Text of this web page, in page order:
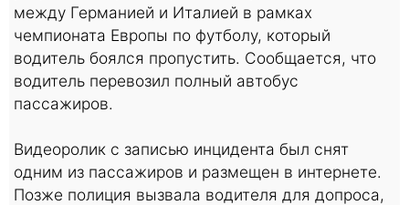
между Германией и Италией в рамках
чемпионата Европы по футболу, который
водитель боялся пропустить. Сообщается, что
водитель перевозил полный автобус
пассажиров.
Видеоролик с записью инцидента был снят
одним из пассажиров и размещен в интернете.
Позже полиция вызвала водителя для допроса,